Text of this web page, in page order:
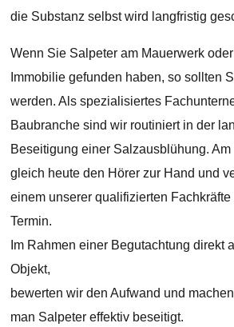
die Substanz selbst wird langfristig
Wenn Sie Salpeter am Mauerwerk
Immobilie gefunden haben, so sollten
werden. Als spezialisiertes
Baubranche sind wir routiniert in der
Beseitigung einer Salzausblühung.
gleich heute den Hörer zur Hand und
einem unserer qualifizierten
Termin.
Im Rahmen einer Begutachtung direkt
Objekt,
bewerten wir den Aufwand und
man Salpeter effektiv beseitigt.